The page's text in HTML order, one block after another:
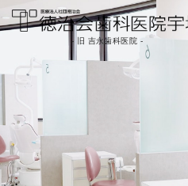
医療法人社団徳治
会 徳治会歯科医院
医院]｜熊本県宇城
市
- 旧 吉永歯科医院 -